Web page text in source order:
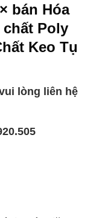
bán Hóa
chất Poly
Keo Tụ
lòng liên hệ